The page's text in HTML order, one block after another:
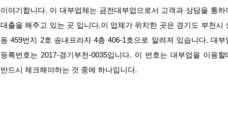
이야기합니다. 이 대부업체는 금전대부업으로서 고객과 상담을 통하
대출을 해주고 있는 곳 입니다.이 업체가 위치한 곳은 경기도 부천시
동 459번지 2호 송내프라자 4층 406-1호으로 알려져 있습니다. 대부
등록번호는 2017-경기부천-0035입니다. 이 번호는 대부업을 이용할
반드시 체크해야하는 것 중에 하나입니다.